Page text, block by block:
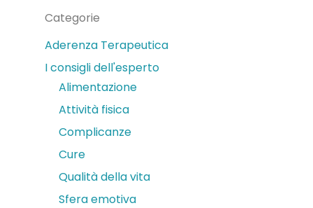
Categorie
Aderenza Terapeutica
I consigli dell'esperto
Alimentazione
Attività fisica
Complicanze
Cure
Qualità della vita
Sfera emotiva